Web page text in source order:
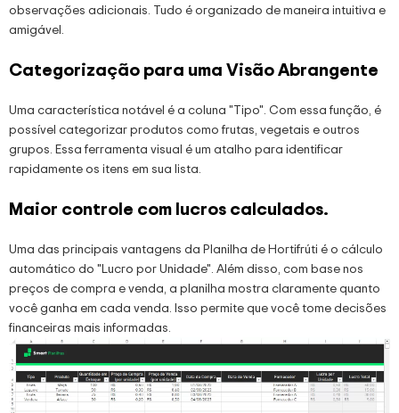
observações adicionais. Tudo é organizado de maneira intuitiva e
amigável.
Categorização para uma Visão Abrangente
Uma característica notável é a coluna "Tipo". Com essa função, é
possível categorizar produtos como frutas, vegetais e outros
grupos. Essa ferramenta visual é um atalho para identificar
rapidamente os itens em sua lista.
Maior controle com lucros calculados.
Uma das principais vantagens da Planilha de Hortifrúti é o cálculo
automático do "Lucro por Unidade". Além disso, com base nos
preços de compra e venda, a planilha mostra claramente quanto
você ganha em cada venda. Isso permite que você tome decisões
financeiras mais informadas.